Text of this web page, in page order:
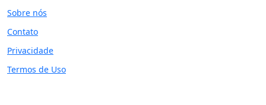
Sobre nós
Contato
Privacidade
Termos de Uso